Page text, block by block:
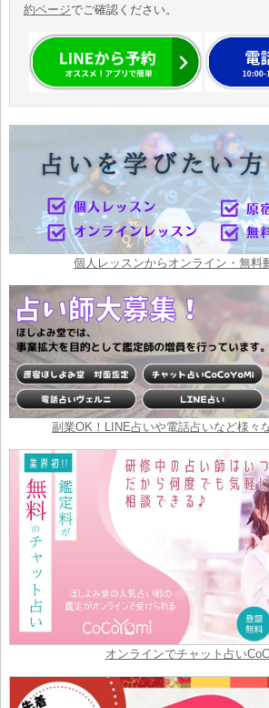
約ページでご確認ください。
個人レッスンからオンライン・無料
副業OK！LINE占いや電話占いなど様々
オンラインでチャット占い